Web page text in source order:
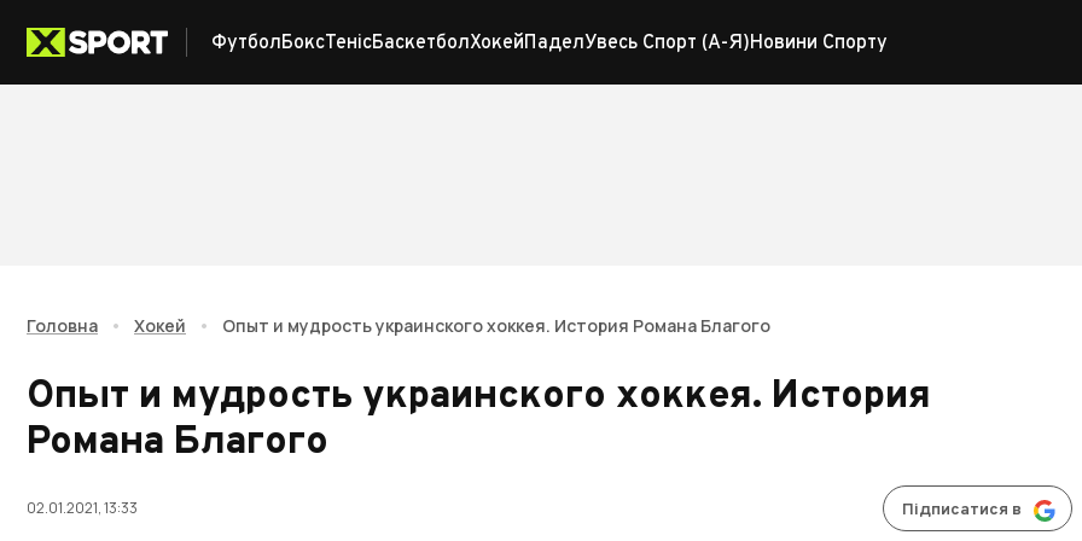
ФутболБоксТенісБаскетболХокейПаделУвесь Спорт (А-Я)Новини Спорту
Головна • Хокей • Опыт и мудрость украинского хоккея. История Романа Благого
Опыт и мудрость украинского хоккея. История
Романа Благого
02.01.2021, 13:33 Підписатися в